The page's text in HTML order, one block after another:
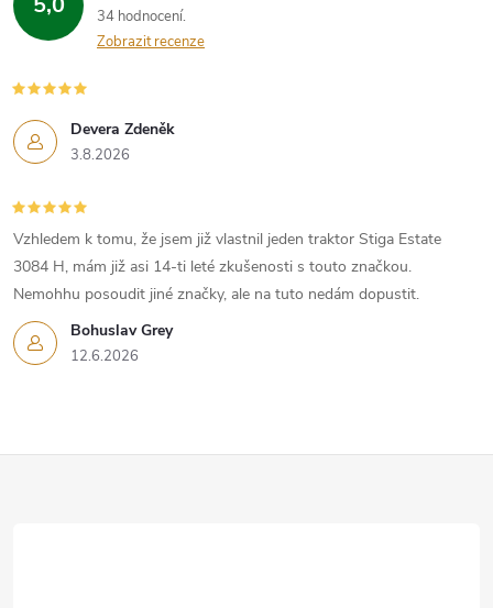
34 hodnocení
Zobrazit recenze
Devera Zdeněk
3.8.2026
Bohuslav Grey
12.6.2026
Vzhledem k tomu, že jsem již vlastnil jeden traktor Stiga Estate
3084 H, mám již asi 14-ti leté zkušenosti s touto značkou.
Nemohhu posoudit jiné značky, ale na tuto nedám dopustit.